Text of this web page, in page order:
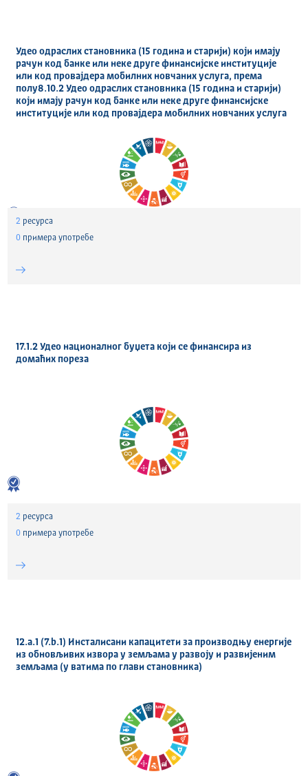
Удео одраслих становника (15 година и старији) који имају
рачун код банке или неке друге финансијске институције
или код провајдера мобилних новчаних услуга, према
полу8.10.2 Удео одраслих становника (15 година и старији)
који имају рачун код банке или неке друге финансијске
институције или код провајдера мобилних новчаних услуга
2 ресурса
0 примера употребе
17.1.2 Удео националног буџета који се финансира из
домаћих пореза
2 ресурса
0 примера употребе
12.a.1 (7.b.1) Инсталисани капацитети за производњу енергије
из обновљивих извора у земљама у развоју и развијеним
земљама (у ватима по глави становника)